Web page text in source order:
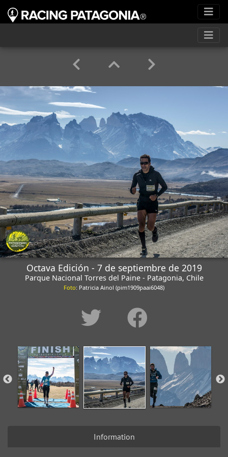
Octava Edición - 7 de septiembre de 2019
Parque Nacional Torres del Paine - Patagonia, Chile
Foto: Patricia Ainol (pim1909paai6048)
Information